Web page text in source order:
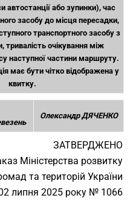
автостанції або зупинки), час
засобу до місця пересадки,
транспортного засобу з
тривалість очікування між
наступної частини маршруту.
має бути чітко відображена у
квитку.
Олександр ДЯЧЕНКО
ЗАТВЕРДЖЕНО
Міністерства розвитку
та територій України
липня 2025 року № 1066